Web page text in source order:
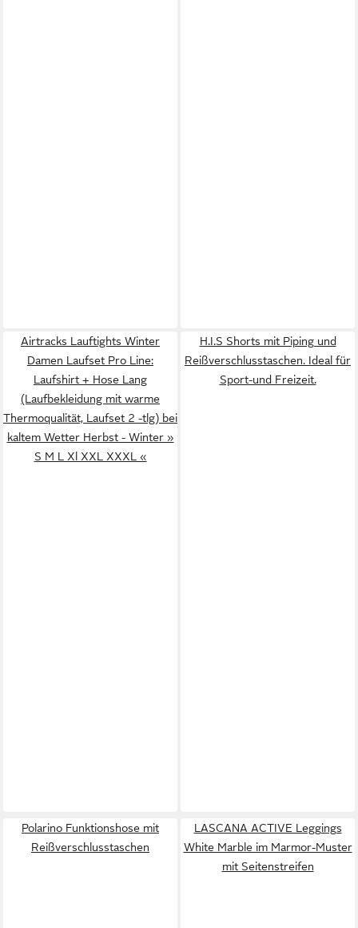
Airtracks Lauftights Winter
Damen Laufset Pro Line:
Laufshirt + Hose Lang
(Laufbekleidung mit warme
Thermoqualität, Laufset 2 -tlg) bei
kaltem Wetter Herbst - Winter »
S M L Xl XXL XXXL «
H.I.S Shorts mit Piping und
Reißverschlusstaschen. Ideal für
Sport-und Freizeit.
Polarino Funktionshose mit
Reißverschlusstaschen
LASCANA ACTIVE Leggings
White Marble im Marmor-Muster
mit Seitenstreifen